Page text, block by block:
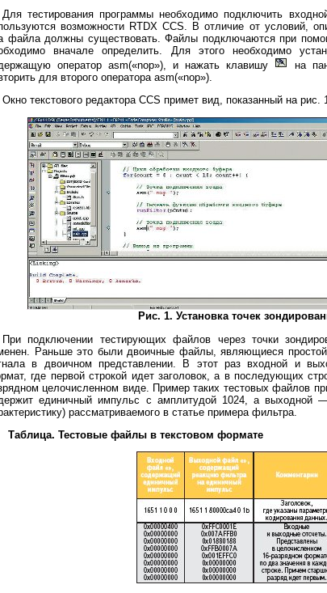
Для тестирования программы необходимо подключить
возможности RTDX CCS. В отличие от условий,
файла должны существовать. Файлы подключаются при
вначале определить. Для этого необходимо
оператор asm(«nop»), и нажать клавишу
на
для второго оператора asm(«nop»).
Окно текстового редактора CCS примет вид, показанный на рис.
Рис. 1. Установка точек
При подключении тестирующих файлов через точки
Раньше это были двоичные файлы, являющиеся простой
в двоичном представлении. В этот раз входной и
где первой строкой идет заголовок, а в последующих
целочисленном виде. Пример таких тестовых файлов
единичный импульс с амплитудой 1024, а выходной
рассматриваемого в статье примера фильтра.
Таблица. Тестовые файлы в текстовом формате